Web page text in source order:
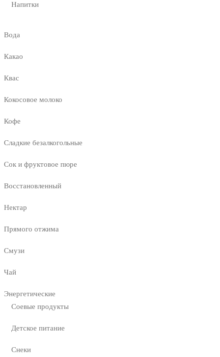
Напитки
Вода
Какао
Квас
Кокосовое молоко
Кофе
Сладкие безалкогольные
Сок и фруктовое пюре
Восстановленный
Нектар
Прямого отжима
Смузи
Чай
Энергетические
Соевые продукты
Детское питание
Снеки